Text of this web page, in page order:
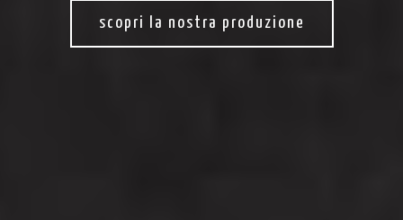
scopri la nostra produzione